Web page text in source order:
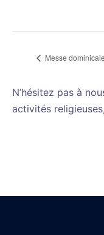
Messe
N’hésitez pas à
activités